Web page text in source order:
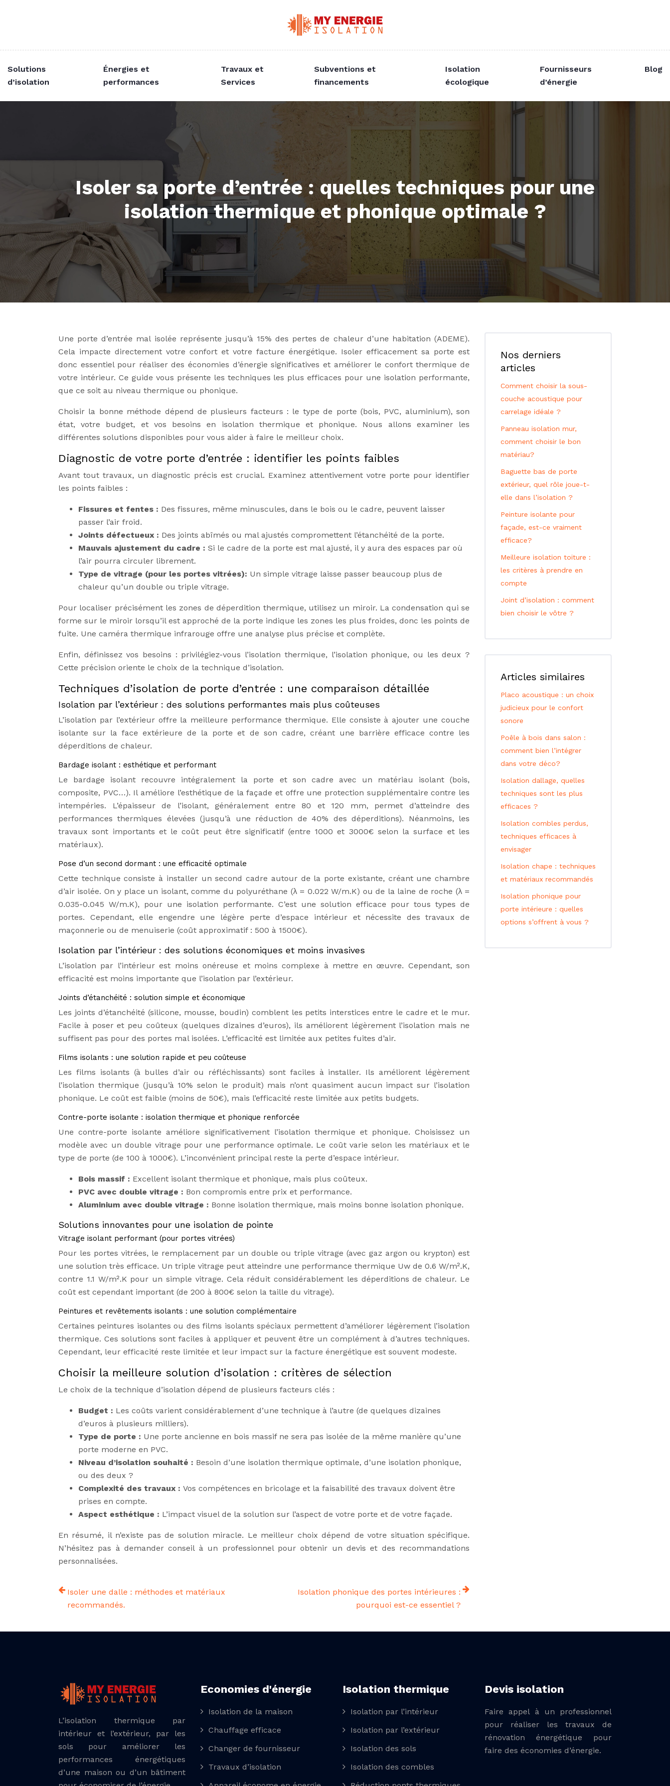
Solutions
d’isolation
Énergies et
performances
Travaux et
Services
Subventions et
financements
Isolation
écologique
Fournisseurs
d’énergie
Blog
Isoler sa porte d’entrée : quelles techniques pour une
isolation thermique et phonique optimale ?
Une porte d’entrée mal isolée représente jusqu’à 15% des pertes de chaleur d’une habitation (ADEME).
Cela impacte directement votre confort et votre facture énergétique. Isoler efficacement sa porte est
donc essentiel pour réaliser des économies d’énergie significatives et améliorer le confort thermique de
votre intérieur. Ce guide vous présente les techniques les plus efficaces pour une isolation performante,
que ce soit au niveau thermique ou phonique.
Choisir la bonne méthode dépend de plusieurs facteurs : le type de porte (bois, PVC, aluminium), son
état, votre budget, et vos besoins en isolation thermique et phonique. Nous allons examiner les
différentes solutions disponibles pour vous aider à faire le meilleur choix.
Diagnostic de votre porte d’entrée : identifier les points faibles
Avant tout travaux, un diagnostic précis est crucial. Examinez attentivement votre porte pour identifier
les points faibles :
Fissures et fentes : Des fissures, même minuscules, dans le bois ou le cadre, peuvent laisser
passer l’air froid.
Joints défectueux : Des joints abîmés ou mal ajustés compromettent l’étanchéité de la porte.
Mauvais ajustement du cadre : Si le cadre de la porte est mal ajusté, il y aura des espaces par où
l’air pourra circuler librement.
Type de vitrage (pour les portes vitrées): Un simple vitrage laisse passer beaucoup plus de
chaleur qu’un double ou triple vitrage.
Pour localiser précisément les zones de déperdition thermique, utilisez un miroir. La condensation qui se
forme sur le miroir lorsqu’il est approché de la porte indique les zones les plus froides, donc les points de
fuite. Une caméra thermique infrarouge offre une analyse plus précise et complète.
Enfin, définissez vos besoins : privilégiez-vous l’isolation thermique, l’isolation phonique, ou les deux ?
Cette précision oriente le choix de la technique d’isolation.
Techniques d’isolation de porte d’entrée : une comparaison détaillée
Isolation par l’extérieur : des solutions performantes mais plus coûteuses
L’isolation par l’extérieur offre la meilleure performance thermique. Elle consiste à ajouter une couche
isolante sur la face extérieure de la porte et de son cadre, créant une barrière efficace contre les
déperditions de chaleur.
Bardage isolant : esthétique et performant
Le bardage isolant recouvre intégralement la porte et son cadre avec un matériau isolant (bois,
composite, PVC…). Il améliore l’esthétique de la façade et offre une protection supplémentaire contre les
intempéries. L’épaisseur de l’isolant, généralement entre 80 et 120 mm, permet d’atteindre des
performances thermiques élevées (jusqu’à une réduction de 40% des déperditions). Néanmoins, les
travaux sont importants et le coût peut être significatif (entre 1000 et 3000€ selon la surface et les
matériaux).
Pose d’un second dormant : une efficacité optimale
Cette technique consiste à installer un second cadre autour de la porte existante, créant une chambre
d’air isolée. On y place un isolant, comme du polyuréthane (λ = 0.022 W/m.K) ou de la laine de roche (λ =
0.035-0.045 W/m.K), pour une isolation performante. C’est une solution efficace pour tous types de
portes. Cependant, elle engendre une légère perte d’espace intérieur et nécessite des travaux de
maçonnerie ou de menuiserie (coût approximatif : 500 à 1500€).
Isolation par l’intérieur : des solutions économiques et moins invasives
L’isolation par l’intérieur est moins onéreuse et moins complexe à mettre en œuvre. Cependant, son
efficacité est moins importante que l’isolation par l’extérieur.
Joints d’étanchéité : solution simple et économique
Les joints d’étanchéité (silicone, mousse, boudin) comblent les petits interstices entre le cadre et le mur.
Facile à poser et peu coûteux (quelques dizaines d’euros), ils améliorent légèrement l’isolation mais ne
suffisent pas pour des portes mal isolées. L’efficacité est limitée aux petites fuites d’air.
Films isolants : une solution rapide et peu coûteuse
Les films isolants (à bulles d’air ou réfléchissants) sont faciles à installer. Ils améliorent légèrement
l’isolation thermique (jusqu’à 10% selon le produit) mais n’ont quasiment aucun impact sur l’isolation
phonique. Le coût est faible (moins de 50€), mais l’efficacité reste limitée aux petits budgets.
Contre-porte isolante : isolation thermique et phonique renforcée
Une contre-porte isolante améliore significativement l’isolation thermique et phonique. Choisissez un
modèle avec un double vitrage pour une performance optimale. Le coût varie selon les matériaux et le
type de porte (de 100 à 1000€). L’inconvénient principal reste la perte d’espace intérieur.
Bois massif : Excellent isolant thermique et phonique, mais plus coûteux.
PVC avec double vitrage : Bon compromis entre prix et performance.
Aluminium avec double vitrage : Bonne isolation thermique, mais moins bonne isolation phonique.
Solutions innovantes pour une isolation de pointe
Vitrage isolant performant (pour portes vitrées)
Pour les portes vitrées, le remplacement par un double ou triple vitrage (avec gaz argon ou krypton) est
une solution très efficace. Un triple vitrage peut atteindre une performance thermique Uw de 0.6 W/m².K,
contre 1.1 W/m².K pour un simple vitrage. Cela réduit considérablement les déperditions de chaleur. Le
coût est cependant important (de 200 à 800€ selon la taille du vitrage).
Peintures et revêtements isolants : une solution complémentaire
Certaines peintures isolantes ou des films isolants spéciaux permettent d’améliorer légèrement l’isolation
thermique. Ces solutions sont faciles à appliquer et peuvent être un complément à d’autres techniques.
Cependant, leur efficacité reste limitée et leur impact sur la facture énergétique est souvent modeste.
Choisir la meilleure solution d’isolation : critères de sélection
Le choix de la technique d’isolation dépend de plusieurs facteurs clés :
Budget : Les coûts varient considérablement d’une technique à l’autre (de quelques dizaines
d’euros à plusieurs milliers).
Type de porte : Une porte ancienne en bois massif ne sera pas isolée de la même manière qu’une
porte moderne en PVC.
Niveau d’isolation souhaité : Besoin d’une isolation thermique optimale, d’une isolation phonique,
ou des deux ?
Complexité des travaux : Vos compétences en bricolage et la faisabilité des travaux doivent être
prises en compte.
Aspect esthétique : L’impact visuel de la solution sur l’aspect de votre porte et de votre façade.
En résumé, il n’existe pas de solution miracle. Le meilleur choix dépend de votre situation spécifique.
N’hésitez pas à demander conseil à un professionnel pour obtenir un devis et des recommandations
personnalisées.
Isoler une dalle : méthodes et matériaux
recommandés.
Isolation phonique des portes intérieures :
pourquoi est-ce essentiel ?
Nos derniers
articles
Comment choisir la sous-
couche acoustique pour
carrelage idéale ?
Panneau isolation mur,
comment choisir le bon
matériau?
Baguette bas de porte
extérieur, quel rôle joue-t-
elle dans l’isolation ?
Peinture isolante pour
façade, est-ce vraiment
efficace?
Meilleure isolation toiture :
les critères à prendre en
compte
Joint d’isolation : comment
bien choisir le vôtre ?
Articles similaires
Placo acoustique : un choix
judicieux pour le confort
sonore
Poêle à bois dans salon :
comment bien l’intégrer
dans votre déco?
Isolation dallage, quelles
techniques sont les plus
efficaces ?
Isolation combles perdus,
techniques efficaces à
envisager
Isolation chape : techniques
et matériaux recommandés
Isolation phonique pour
porte intérieure : quelles
options s’offrent à vous ?
L’isolation thermique par
intérieur et l’extérieur, par les
sols pour améliorer les
performances énergétiques
d’une maison ou d’un bâtiment
Economies d'énergie
Isolation de la maison
Chauffage efficace
Changer de fournisseur
Travaux d’isolation
Isolation thermique
Isolation par l’intérieur
Isolation par l’extérieur
Isolation des sols
Isolation des combles
Devis isolation
Faire appel à un professionnel
pour réaliser les travaux de
rénovation énergétique pour
faire des économies d’énergie.